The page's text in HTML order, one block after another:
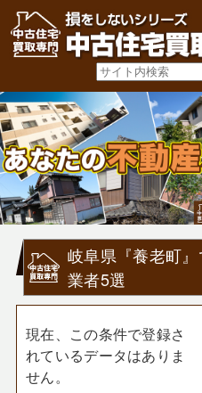
岐阜県『養老町
業者5選
現在、この条件で登録さ
れているデータはありま
せん。